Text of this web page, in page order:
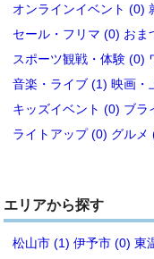
オンラインイベント (0)
セール・フリマ (0) おま
スポーツ観戦・体験 (0)
音楽・ライブ (1) 映画・
キッズイベント (0) ブラ
ライトアップ (0) グルメ
エリアから探す
松山市 (1) 伊予市 (0) 東